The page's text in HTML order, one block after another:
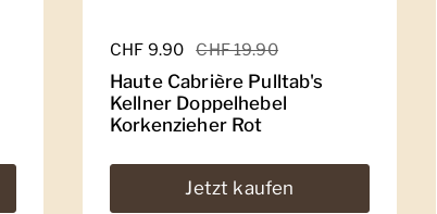
Regulärer Preis
CHF 9.90 Sale-Preis
CHF 19.90
Haute Cabrière Pulltab's
Kellner Doppelhebel
Korkenzieher Rot
Jetzt kaufen